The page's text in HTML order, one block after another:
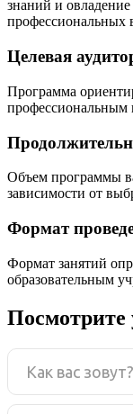
знаний и
профессиональных
Целевая
Программа
профессиональным
Объем программы
зависимости от
Формат
Формат занятий
образовательным